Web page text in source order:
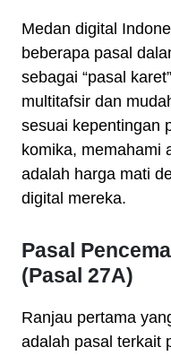
Medan digital
beberapa pasal
sebagai “pasal
multitafsir dan
sesuai kepentingan
komika, memahami
adalah harga mati
digital mereka.
Pasal
(Pasal 27A)
Ranjau pertama
adalah pasal terkait